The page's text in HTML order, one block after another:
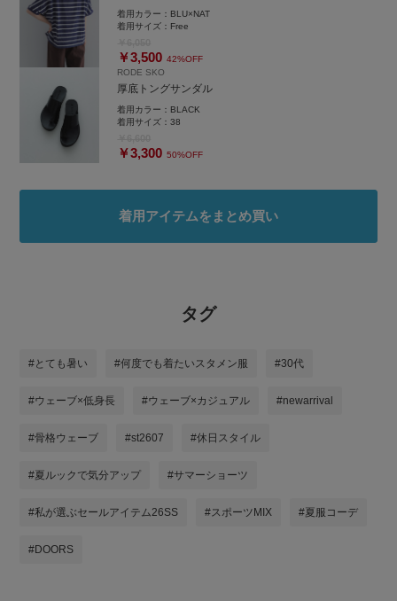
着用カラー： BLU×NAT
着用サイズ： Free
￥3,500 42%OFF
RODE SKO
厚底トングサンダル
着用カラー： BLACK
着用サイズ：38
￥3,300 50%OFF
着用アイテムをまとめ買い
タグ
#とても暑い #何度でも着たいスタメン服 #30代
#ウェーブ×低身長 #ウェーブ×カジュアル #newarrival
#骨格ウェーブ #st2607 #休日スタイル
#夏ルックで気分アップ #サマーショーツ
#私が選ぶセールアイテム26SS #スポーツMIX #夏服コーデ
#DOORS